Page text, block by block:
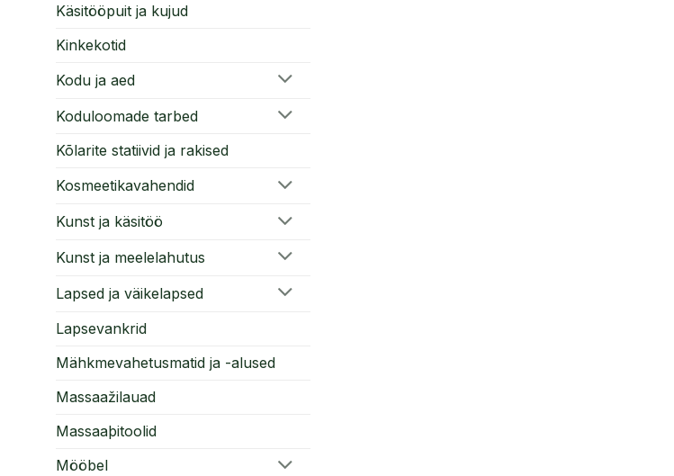
Käsitööpuit ja kujud
Kinkekotid
Kodu ja aed
Koduloomade tarbed
Kõlarite statiivid ja rakised
Kosmeetikavahendid
Kunst ja käsitöö
Kunst ja meelelahutus
Lapsed ja väikelapsed
Lapsevankrid
Mähkmevahetusmatid ja -alused
Massaažilauad
Massaaþitoolid
Mööbel